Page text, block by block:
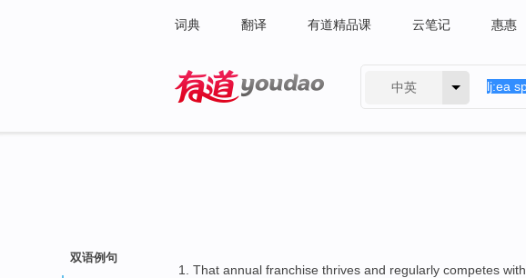
词典 翻译 有道精品课 云笔记 惠惠
中英
双语例句
That annual franchise thrives and regularly competes with